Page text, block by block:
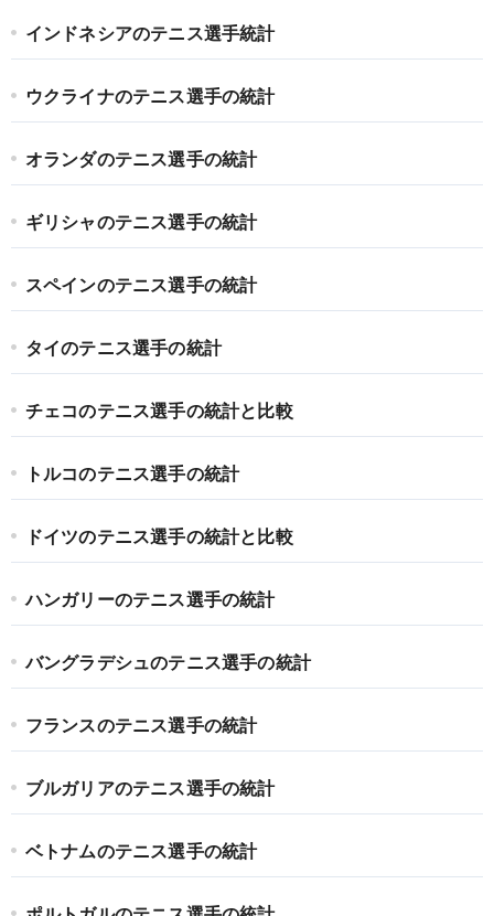
インドネシアのテニス選手統計
ウクライナのテニス選手の統計
オランダのテニス選手の統計
ギリシャのテニス選手の統計
スペインのテニス選手の統計
タイのテニス選手の統計
チェコのテニス選手の統計と比較
トルコのテニス選手の統計
ドイツのテニス選手の統計と比較
ハンガリーのテニス選手の統計
バングラデシュのテニス選手の統計
フランスのテニス選手の統計
ブルガリアのテニス選手の統計
ベトナムのテニス選手の統計